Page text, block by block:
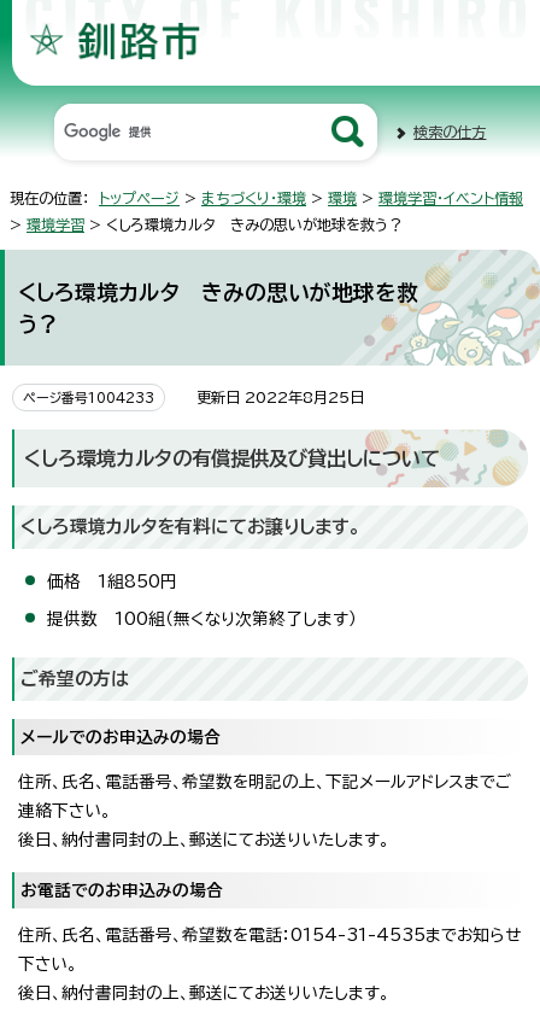
検索の仕方
現在の位置： トップページ > まちづくり・環境 > 環境 > 環境学習・イベント情報
> 環境学習 > くしろ環境カルタ きみの思いが地球を救う？
くしろ環境カルタ きみの思いが地球を救
う？
ページ番号1004233 更新日 2022年8月25日
くしろ環境カルタの有償提供及び貸出しについて
くしろ環境カルタを有料にてお譲りします。
価格 1組850円
提供数 100組（無くなり次第終了します）
ご希望の方は
メールでのお申込みの場合
住所、氏名、電話番号、希望数を明記の上、下記メールアドレスまでご
連絡下さい。
後日、納付書同封の上、郵送にてお送りいたします。
お電話でのお申込みの場合
住所、氏名、電話番号、希望数を電話：0154-31-4535までお知らせ
下さい。
後日、納付書同封の上、郵送にてお送りいたします。